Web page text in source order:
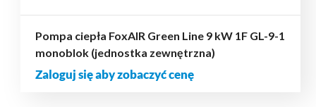
Pompa ciepła FoxAIR Green Line 9 kW 1F GL-9-1
monoblok (jednostka zewnętrzna)
Zaloguj się aby zobaczyć cenę